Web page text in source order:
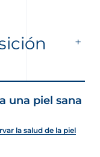
una piel sana
la salud de la piel